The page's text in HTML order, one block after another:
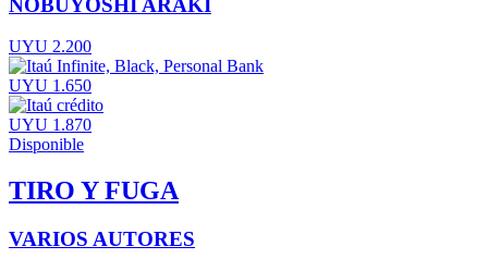
UYU 2.200
UYU 1.650
UYU 1.870
Disponible
TIRO Y FUGA
VARIOS AUTORES